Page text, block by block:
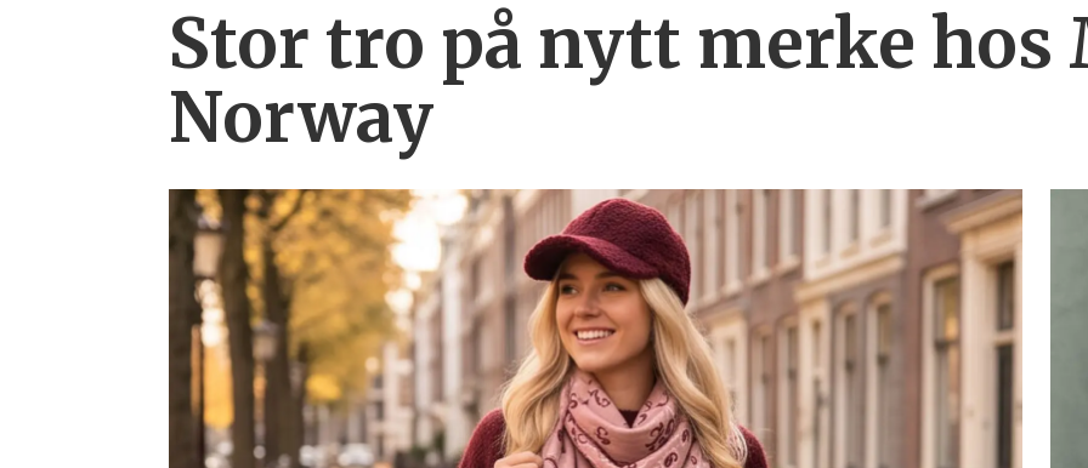
Stor tro på nytt merke hos
Norway